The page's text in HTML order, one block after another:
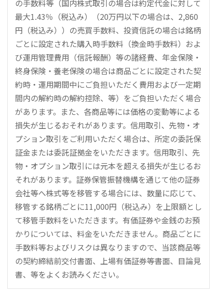
の手数料等（国内株式取引の場合は約定代金に対して
最大1.43％（税込み）（20万円以下の場合は、2,860
円（税込み））の売買手数料、投資信託の場合は銘柄
ごとに設定された購入時手数料（換金時手数料）およ
び運用管理費用（信託報酬）等の諸経費、年金保険・
終身保険・養老保険の場合は商品ごとに設定された契
約時・運用期間中にご負担いただく費用および一定期
間内の解約時の解約控除、等）をご負担いただく場合
があります。また、各商品等には価格の変動等による
損失が生じるおそれがあります。信用取引、先物・オ
プション取引をご利用いただく場合は、所定の委託保
証金または委託証拠金をいただきます。信用取引、先
物・オプション取引には元本を超える損失が生じるお
それがあります。証券保管振替機構を通じて他の証券
会社等へ株式等を移管する場合には、数量に応じて、
移管する銘柄ごとに11,000円（税込み）を上限額とし
て移管手数料をいただきます。有価証券や金銭のお預
かりについては、料金をいただきません。商品ごとに
手数料等およびリスクは異なりますので、当該商品等
の契約締結前交付書面、上場有価証券等書面、目論見
書、等をよくお読みください。